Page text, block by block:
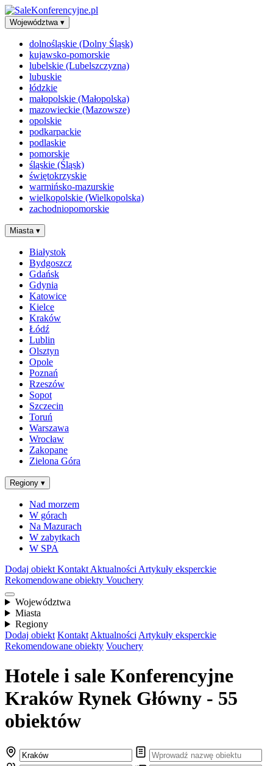
Województwa ▾
dolnośląskie (Dolny Śląsk)
kujawsko-pomorskie
lubelskie (Lubelszczyzna)
lubuskie
łódzkie
małopolskie (Małopolska)
mazowieckie (Mazowsze)
opolskie
podkarpackie
podlaskie
pomorskie
śląskie (Śląsk)
świętokrzyskie
warmińsko-mazurskie
wielkopolskie (Wielkopolska)
zachodniopomorskie
Miasta ▾
Białystok
Bydgoszcz
Gdańsk
Gdynia
Katowice
Kielce
Kraków
Łódź
Lublin
Olsztyn
Opole
Poznań
Rzeszów
Sopot
Szczecin
Toruń
Warszawa
Wrocław
Zakopane
Zielona Góra
Regiony ▾
Nad morzem
W górach
Na Mazurach
W zabytkach
W SPA
Dodaj obiekt Kontakt Aktualności Artykuły eksperckie
Rekomendowane obiekty Vouchery
Województwa
Miasta
Regiony
Dodaj obiekt Kontakt Aktualności Artykuły eksperckie
Rekomendowane obiekty Vouchery
Hotele i sale Konferencyjne
Kraków Rynek Główny - 55
obiektów